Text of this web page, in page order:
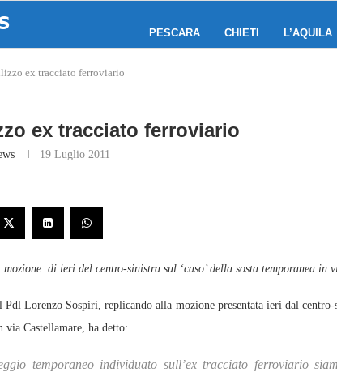
PESCARA CHIETI L’AQUILA
ex tracciato ferroviario
ex tracciato ferroviario
19 Luglio 2011
di ieri del centro-sinistra sul ‘caso’ della sosta temporanea in
Lorenzo Sospiri, replicando alla mozione presentata ieri dal
via Castellamare, ha detto:
temporaneo individuato sull’ex tracciato ferroviario